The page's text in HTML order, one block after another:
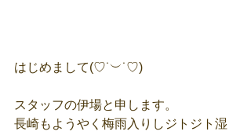
はじめまして(♡˙︶˙♡)
スタッフの伊場と申します。
長崎もようやく梅雨入りしジトジト湿